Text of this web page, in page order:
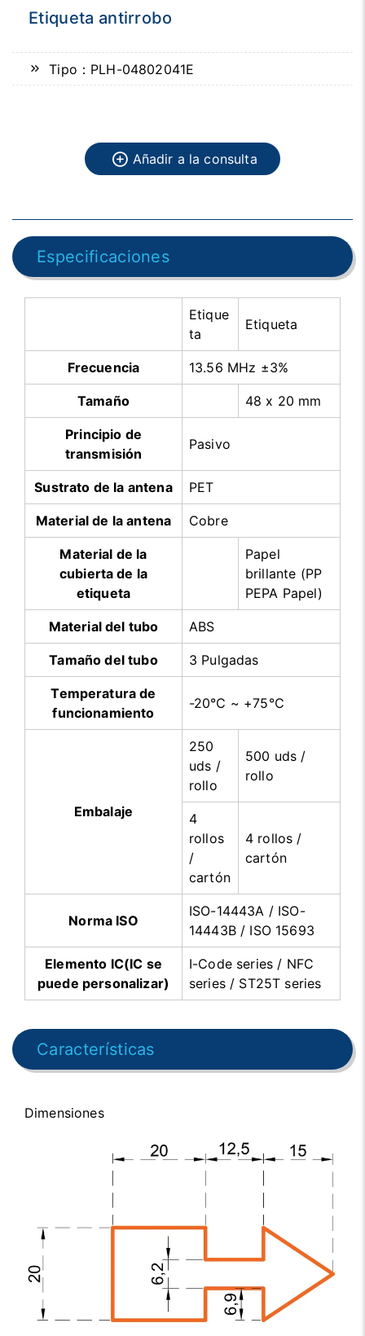
Etiqueta antirrobo
Tipo：PLH-04802041E
Añadir a la consulta
Especificaciones
Etique
ta
Etiqueta
Frecuencia 13.56 MHz ±3%
Tamaño 48 x 20 mm
Principio de
transmisión
Pasivo
Sustrato de la antena PET
Material de la antena Cobre
Material de la
cubierta de la
etiqueta
Papel
brillante (PP
PEPA Papel)
Material del tubo ABS
Tamaño del tubo 3 Pulgadas
Temperatura de
funcionamiento
-20℃ ~ +75℃
Embalaje
250
uds /
rollo
500 uds /
rollo
4
rollos
/
cartón
4 rollos /
cartón
Norma ISO
ISO-14443A / ISO-
14443B / ISO 15693
Elemento IC(IC se
puede personalizar)
I-Code series / NFC
series / ST25T series
Características
Dimensiones